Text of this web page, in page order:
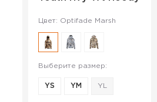
Цвет: Optifade Marsh
Выберите размер:
YS YM YL